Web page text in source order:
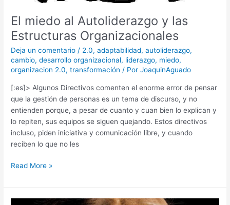
El miedo al Autoliderazgo y las
Estructuras Organizacionales
Deja un comentario / 2.0,adaptabilidad,autoliderazgo,
cambio,desarrollo organizacional, liderazgo, miedo,
organizacion 2.0,transformación / PorJoaquinAguado
[:es]> Algunos Directivos comenten el enorme error de pensar
que la gestión de personas es un tema de discurso, y no
entienden porque, a pesar de cuanto y cuan bien lo explican y
lo repiten, sus equipos se siguen quejando. Estos directivos
incluso, piden iniciativa y comunicación libre, y cuando
reciben lo que no les
Read More »